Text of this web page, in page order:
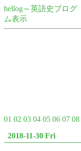
hellog～英語史ブログ
ム表示
01 02 03 04 05 06 07 08
2018-11-30 Fri